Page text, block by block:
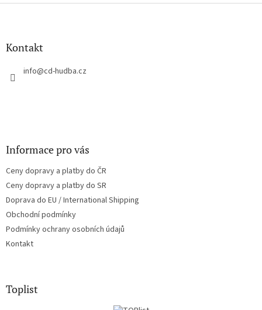
Z
Kontakt
info@cd-hudba.cz
Informace pro vás
Ceny dopravy a platby do ČR
Ceny dopravy a platby do SR
Doprava do EU / International Shipping
Obchodní podmínky
Podmínky ochrany osobních údajů
Kontakt
Toplist